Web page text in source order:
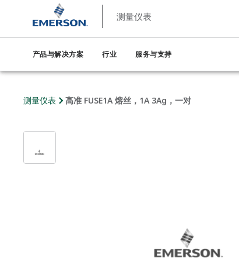
测量仪表
产品与解决方案 行业 服务与支持
测量仪表 高准 FUSE1A 熔丝，1A 3Ag，一对